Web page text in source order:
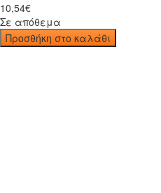
10,54€
Σε απόθεμα
Προσθήκη στο καλάθι